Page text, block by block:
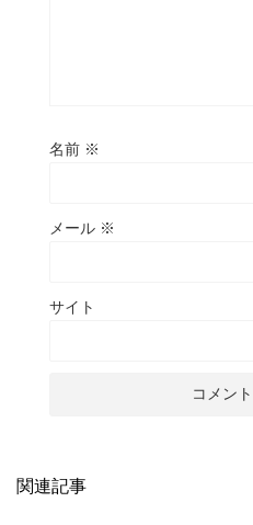
名前 ※
メール ※
サイト
関連記事